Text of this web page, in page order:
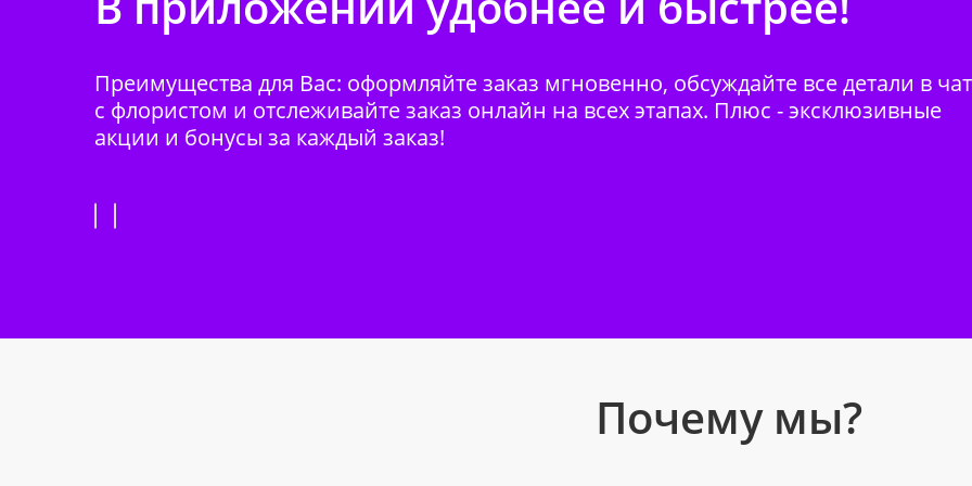
Преимущества для Вас: оформляйте заказ мгновенно, обсуждайте все детали в
с флористом и отслеживайте заказ онлайн на всех этапах. Плюс - эксклюзивные
акции и бонусы за каждый заказ!
Почему мы?